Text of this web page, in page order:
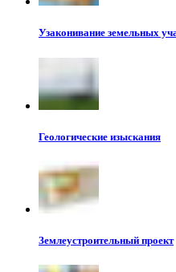
Узаконивание земельных
Геологические изыскания
Землеустроительный проект